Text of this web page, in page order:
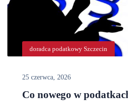
doradca podatkowy Szczecin
25 czerwca, 2026
Co nowego w